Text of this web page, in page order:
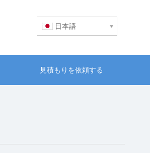
日本語
見積もりを依頼する